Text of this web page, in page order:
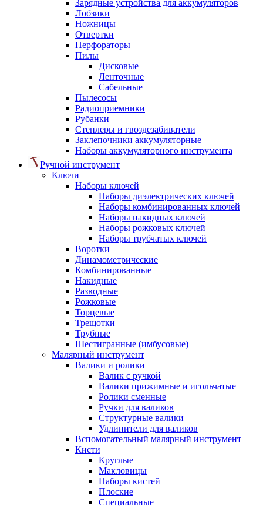
Зарядные устройства для аккумуляторов
Лобзики
Ножницы
Отвертки
Перфораторы
Пилы
Дисковые
Ленточные
Сабельные
Пылесосы
Радиоприемники
Рубанки
Степлеры и гвоздезабиватели
Заклепочники аккумуляторные
Наборы аккумуляторного инструмента
Ручной инструмент
Ключи
Наборы ключей
Наборы диэлектрических ключей
Наборы комбинированных ключей
Наборы накидных ключей
Наборы рожковых ключей
Наборы трубчатых ключей
Воротки
Динамометрические
Комбинированные
Накидные
Разводные
Рожковые
Торцевые
Трещотки
Трубные
Шестигранные (имбусовые)
Малярный инструмент
Валики и ролики
Валик с ручкой
Валики прижимные и игольчатые
Ролики сменные
Ручки для валиков
Структурные валики
Удлинители для валиков
Вспомогательный малярный инструмент
Кисти
Круглые
Макловицы
Наборы кистей
Плоские
Специальные